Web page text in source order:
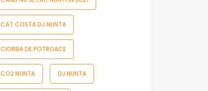
CAT COSTA DJ NUNTA
CIORBA DE POTROACE
CO2 NUNTA DJ NUNTA